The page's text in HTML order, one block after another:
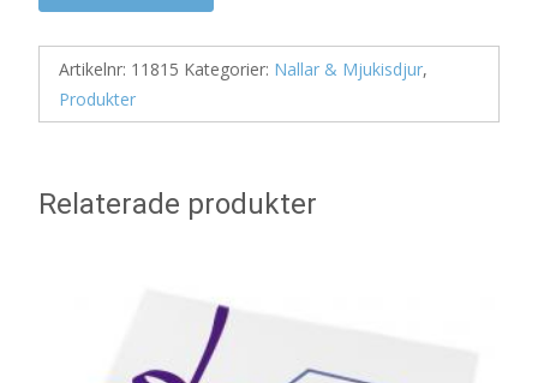
Artikelnr: 11815 Kategorier: Nallar & Mjukisdjur,
Produkter
Relaterade produkter